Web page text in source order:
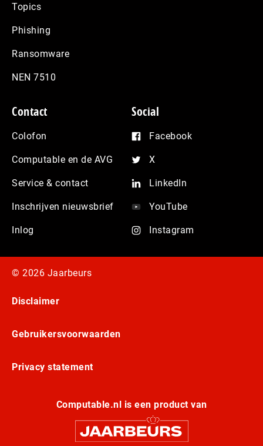
Topics
Phishing
Ransomware
NEN 7510
Contact
Colofon
Computable en de AVG
Service & contact
Inschrijven nieuwsbrief
Inlog
Social
Facebook
X
LinkedIn
YouTube
Instagram
© 2026 Jaarbeurs
Disclaimer
Gebruikersvoorwaarden
Privacy statement
Computable.nl is een product van